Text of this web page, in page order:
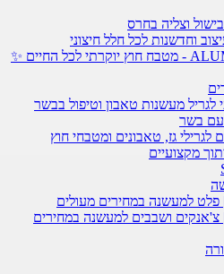
וצליה בחרס
לכל חלל חיצוני
- מטבחי חוץ ALUMEX - מטבח חוץ יוקרתי לכל החיים ✨
גז, טאבונים ומטבחי חוץ
למעשנה במחירים מעולים
ושבבים למעשנה במחירים